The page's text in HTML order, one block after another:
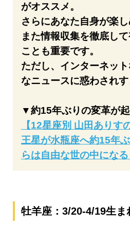
がオススメ。
さらにあなた自身が楽し
また情報収集を徹底し
ことも重要です。
ただし、インターネッ
なニュースに惑わされす
▼約15年ぶりの変革が
【12星座別 山田ありす
王星が水瓶座へ約15年
らは自由な世の中になる
牡羊座：3/20-4/19生ま